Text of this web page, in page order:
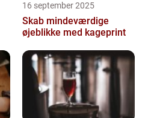
16 september 2025
Skab mindeværdige
øjeblikke med kageprint